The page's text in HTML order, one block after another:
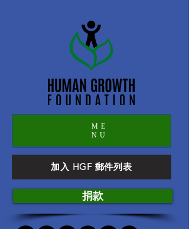
ME
NU
加入 HGF 郵件列表
捐款